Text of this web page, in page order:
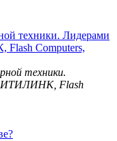
техники. Лидерами
Computers,